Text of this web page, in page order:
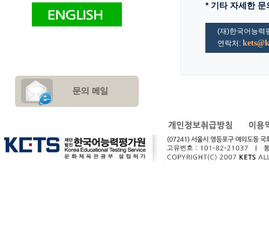
* 기타 자세한 문
(재)한국어능력
연락처: